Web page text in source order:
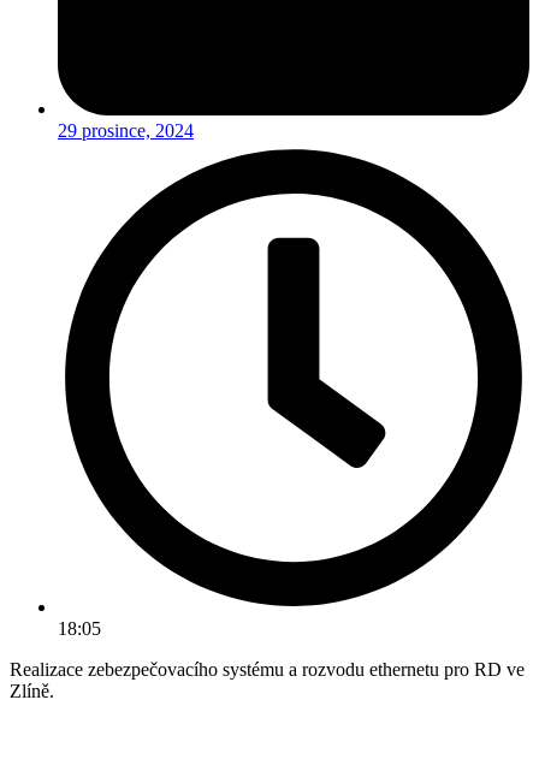
29 prosince, 2024
18:05
Realizace zebezpečovacího systému a rozvodu ethernetu pro RD ve
Zlíně.